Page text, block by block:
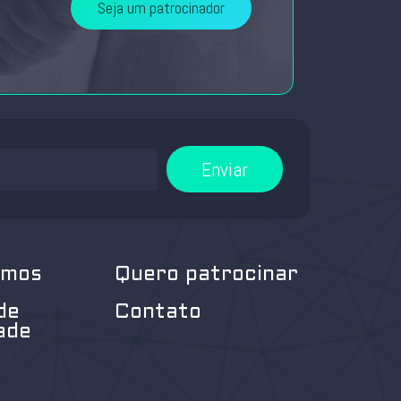
Seja um patrocinador
Enviar
Quero patrocinar
Contato